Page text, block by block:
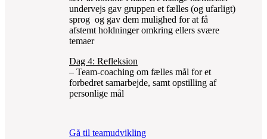
undervejs gav gruppen et fælles (og ufarligt)
sprog og gav dem mulighed for at få
afstemt holdninger omkring ellers svære
temaer
Dag 4: Refleksion
– Team-coaching om fælles mål for et
forbedret samarbejde, samt opstilling af
personlige mål
Gå til teamudvikling